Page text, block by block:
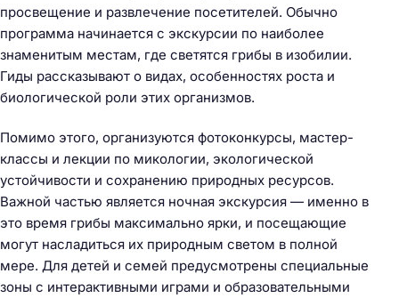
просвещение и развлечение посетителей. Обычно
программа начинается с экскурсии по наиболее
знаменитым местам, где светятся грибы в изобилии.
Гиды рассказывают о видах, особенностях роста и
биологической роли этих организмов.
Помимо этого, организуются фотоконкурсы, мастер-
классы и лекции по микологии, экологической
устойчивости и сохранению природных ресурсов.
Важной частью является ночная экскурсия — именно в
это время грибы максимально ярки, и посещающие
могут насладиться их природным светом в полной
мере. Для детей и семей предусмотрены специальные
зоны с интерактивными играми и образовательными